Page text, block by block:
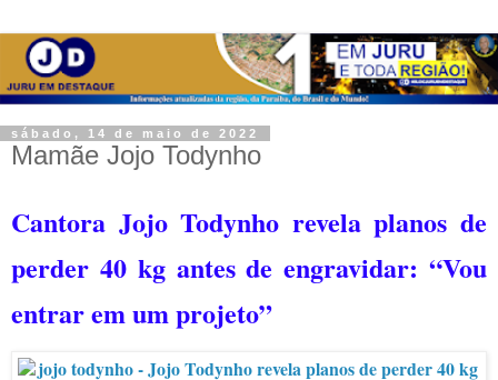
sábado, 14 de maio de 2022
Mamãe Jojo Todynho
Cantora Jojo Todynho revela planos de
perder 40 kg antes de engravidar: “Vou
entrar em um projeto”